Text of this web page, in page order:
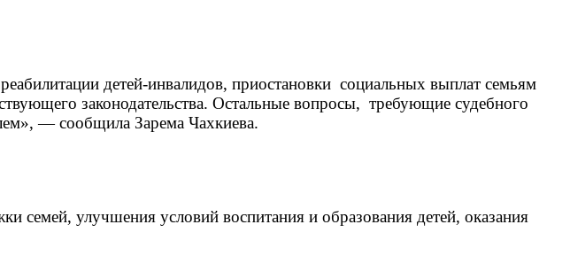
детей-инвалидов, приостановки социальных выплат семьям
законодательства. Остальные вопросы, требующие судебного
— сообщила Зарема Чахкиева.
улучшения условий воспитания и образования детей, оказания